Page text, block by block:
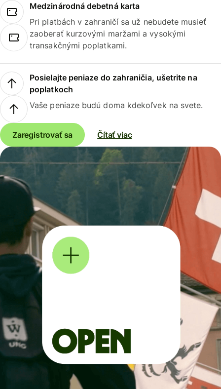
Medzinárodná debetná karta
Pri platbách v zahraničí sa už nebudete musieť
zaoberať kurzovými maržami a vysokými
transakčnými poplatkami.
Posielajte peniaze do zahraničia, ušetrite na
poplatkoch
Vaše peniaze budú doma kdekoľvek na svete.
Zaregistrovať sa Čítať viac